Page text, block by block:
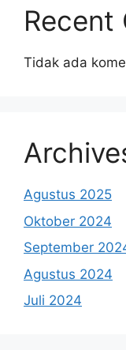
Recent
Tidak ada
Agustus 2025
Oktober 2024
September
Agustus 2024
Juli 2024